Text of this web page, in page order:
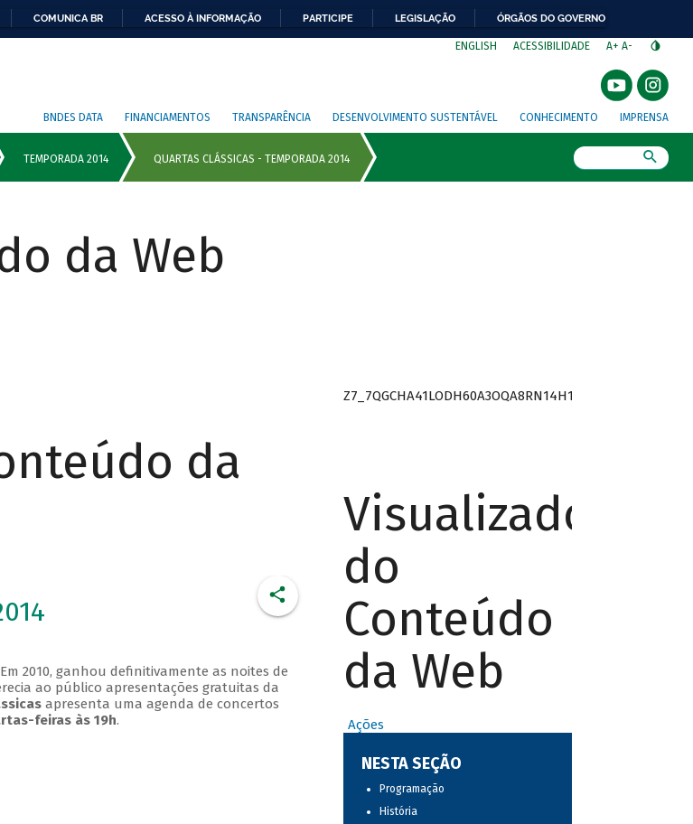
COMUNICA BR ACESSO À INFORMAÇÃO PARTICIPE LEGISLAÇÃO ÓRGÃOS DO GOVERNO
ENGLISH ACESSIBILIDADE A+ A-
BNDES DATA FINANCIAMENTOS TRANSPARÊNCIA DESENVOLVIMENTO SUSTENTÁVEL CONHECIMENTO IMPRENSA
da Web
da
2010, ganhou definitivamente as noites de
ao público apresentações gratuitas da
apresenta uma agenda de concertos
feiras às 19h.
Z7_7QGCHA41LODH60A3OQA8RN14H1
Visualizador
do
Conteúdo
da Web
Ações
NESTA SEÇÃO
Programação
História